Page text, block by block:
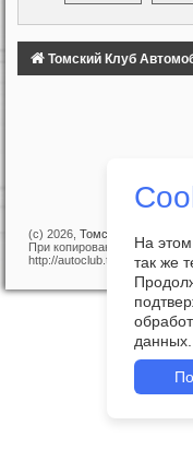
Томский Клуб
(c) 2026, Томский Клуб
При копировании
http://autoclub.tomsk.ru
На
так же
данных.